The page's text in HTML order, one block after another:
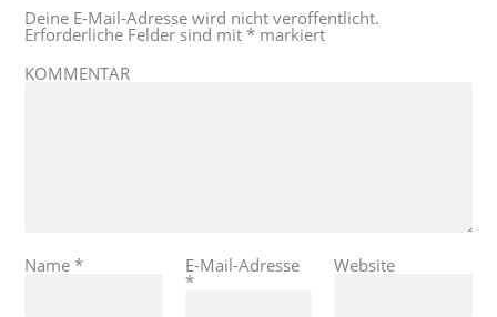
Deine E-Mail-Adresse wird nicht veröffentlicht.
Erforderliche Felder sind mit* markiert
KOMMENTAR
Name* E-Mail-Adresse
*
Website